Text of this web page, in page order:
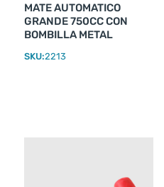
MATE AUTOMATICO
GRANDE 750CC CON
BOMBILLA METAL
SKU:2213